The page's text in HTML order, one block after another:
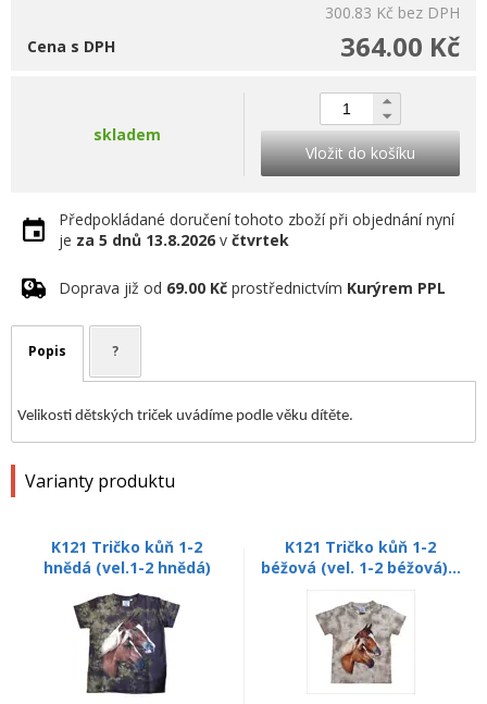
300.83 Kč bez DPH
364.00 Kč
Cena s DPH
skladem
Vložit do košíku
Předpokládané doručení tohoto zboží při objednání nyní
je za 5 dnů 13.8.2026 v čtvrtek
Doprava již od 69.00 Kč prostřednictvím Kurýrem PPL
Popis ?
Velikosti dětských triček uvádíme podle věku dítěte.
Varianty produktu
K121 Tričko kůň 1-2
hnědá (vel.1-2 hnědá)
K121 Tričko kůň 1-2
béžová (vel. 1-2 béžová)...